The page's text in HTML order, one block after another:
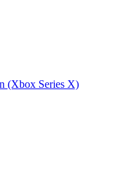
(Xbox Series X)